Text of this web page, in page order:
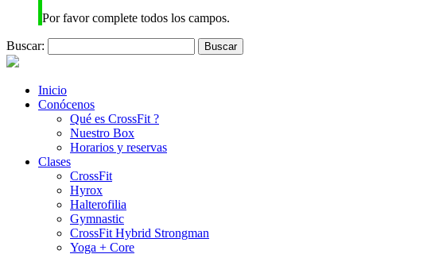
Por favor complete todos los campos.
Buscar:
Inicio
Conócenos
Qué es CrossFit ?
Nuestro Box
Horarios y reservas
Clases
CrossFit
Hyrox
Halterofilia
Gymnastic
CrossFit Hybrid Strongman
Yoga + Core